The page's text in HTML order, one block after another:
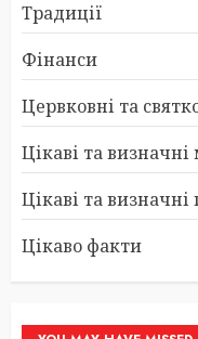
Традиції
Фінанси
Цервковні та
Цікаві та визначні
Цікаві та визначні
Цікаво факти